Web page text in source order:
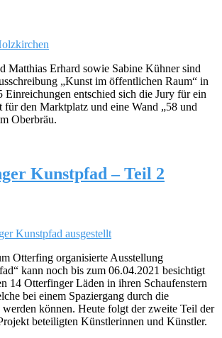
Matthias Erhard sowie Sabine Kühner sind
„Kunst im öffentlichen Raum“ in
entschied sich die Jury für ein
für den Marktplatz und eine Wand „58 und
Oberbräu.
Kunstpfad – Teil 2
Otterfing organisierte Ausstellung
kann noch bis zum 06.04.2021 besichtigt
14 Otterfinger Läden in ihren Schaufenstern
bei einem Spaziergang durch die
werden können. Heute folgt der zweite Teil der
beteiligten Künstlerinnen und Künstler.